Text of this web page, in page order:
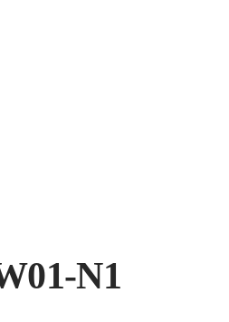
N1